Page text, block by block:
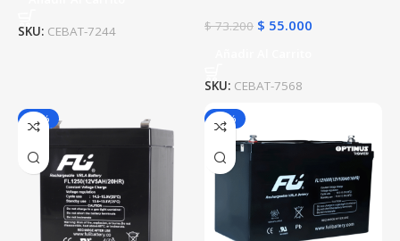
SKU: CEBAT-7244 $73.200 $ 55.000
SKU: CEBAT-7568
-25% -25%